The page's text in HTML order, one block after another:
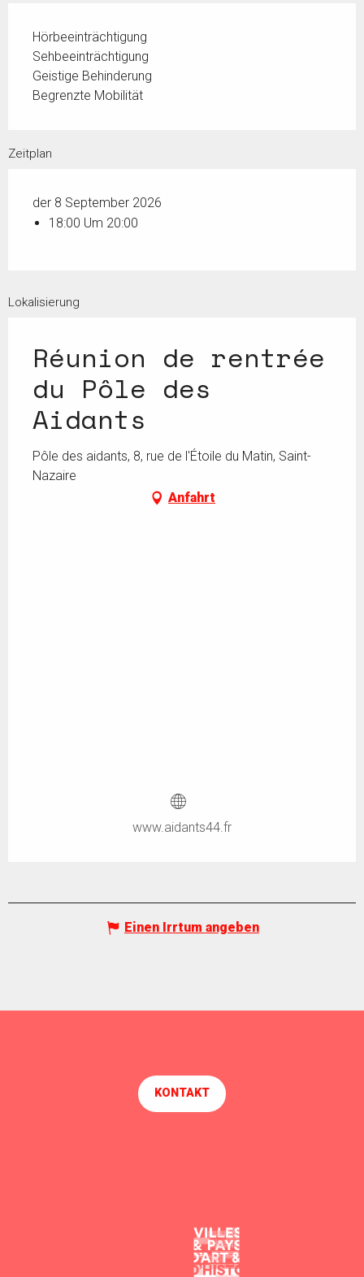
Hörbeeinträchtigung
Sehbeeinträchtigung
Geistige Behinderung
Begrenzte Mobilität
Zeitplan
der 8 September 2026
18:00 Um 20:00
Lokalisierung
Réunion de rentrée
du Pôle des
Aidants
Pôle des aidants, 8, rue de l'Étoile du Matin, Saint-
Nazaire
Anfahrt
www.aidants44.fr
Einen Irrtum angeben
KONTAKT